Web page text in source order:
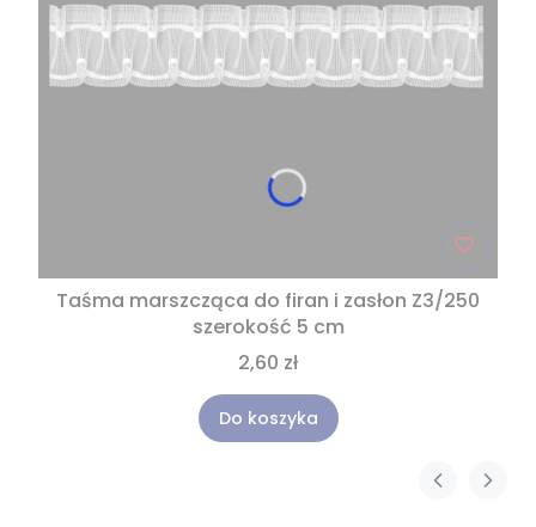
Taśma marszcząca do firan i zasłon Z3/250
szerokość 5 cm
2,60 zł
Do koszyka